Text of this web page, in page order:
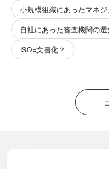
小規模組織にあったマネ
自社にあった審査機関の
ISO=文書化？